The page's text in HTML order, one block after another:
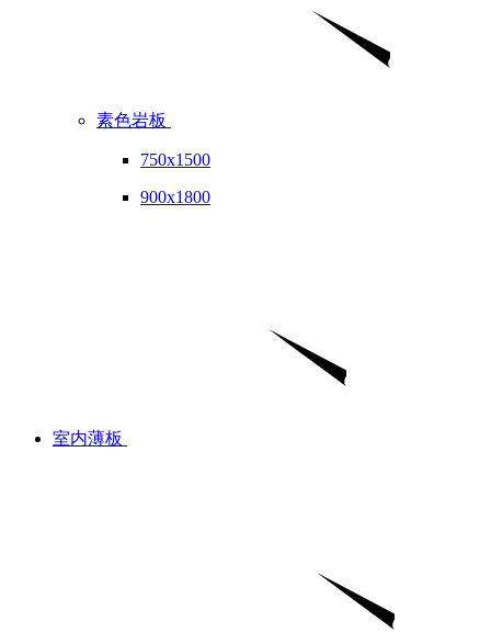
素色岩板
750x1500
900x1800
室内薄板